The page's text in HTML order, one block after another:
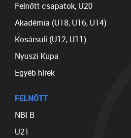
Felnőtt csapatok, U20
Akadémia (U18, U16, U14)
Kosársuli (U12, U11)
Nyuszi Kupa
Egyéb hírek
FELNŐTT
NBI B
U21